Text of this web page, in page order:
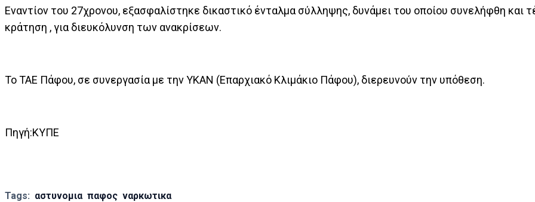
Εναντίον του 27χρονου, εξασφαλίστηκε δικαστικό ένταλμα σύλληψης, δυνάμει του οποίου συνελήφθη και
κράτηση , για διευκόλυνση των ανακρίσεων.
Το ΤΑΕ Πάφου, σε συνεργασία με την ΥΚΑΝ (Επαρχιακό Κλιμάκιο Πάφου), διερευνούν την υπόθεση.
Πηγή:ΚΥΠΕ
Tags: αστυνομια παφος ναρκωτικα